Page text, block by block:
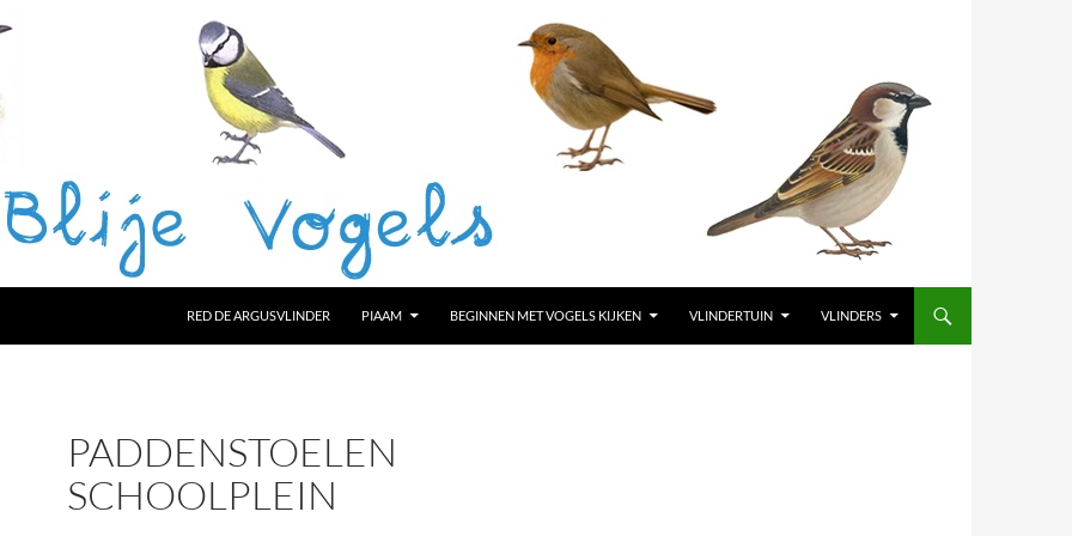
RED DE ARGUSVLINDER PIAAM BEGINNEN MET VOGELS KIJKEN VLINDERTUIN VLINDERS
PADDENSTOELEN
SCHOOLPLEIN